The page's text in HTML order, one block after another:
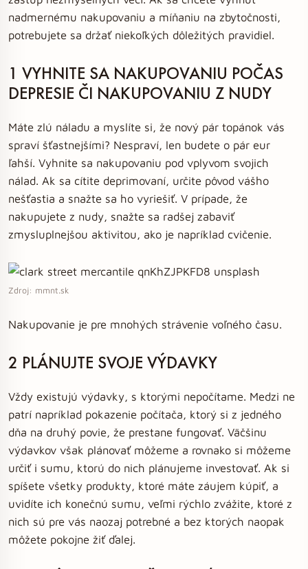
nadmernému nakupovaniu a míňaniu na zbytočnosti,
potrebujete sa držať niekoľkých dôležitých pravidiel.
1 VYHNITE SA NAKUPOVANIU POČAS
DEPRESIE ČI NAKUPOVANIU Z NUDY
Máte zlú náladu a myslíte si, že nový pár topánok vás
spraví šťastnejšími? Nespraví, len budete o pár eur
ľahší. Vyhnite sa nakupovaniu pod vplyvom svojich
nálad. Ak sa cítite deprimovaní, určite pôvod vášho
nešťastia a snažte sa ho vyriešiť. V prípade, že
nakupujete z nudy, snažte sa radšej zabaviť
zmysluplnejšou aktivitou, ako je napríklad cvičenie.
Zdroj: mmnt.sk
Nakupovanie je pre mnohých strávenie voľného času.
2 PLÁNUJTE SVOJE VÝDAVKY
Vždy existujú výdavky, s ktorými nepočítame. Medzi ne
patrí napríklad pokazenie počítača, ktorý si z jedného
dňa na druhý povie, že prestane fungovať. Väčšinu
výdavkov však plánovať môžeme a rovnako si môžeme
určiť i sumu, ktorú do nich plánujeme investovať. Ak si
spíšete všetky produkty, ktoré máte záujem kúpiť, a
uvidíte ich konečnú sumu, veľmi rýchlo zvážite, ktoré z
nich sú pre vás naozaj potrebné a bez ktorých naopak
môžete pokojne žiť ďalej.